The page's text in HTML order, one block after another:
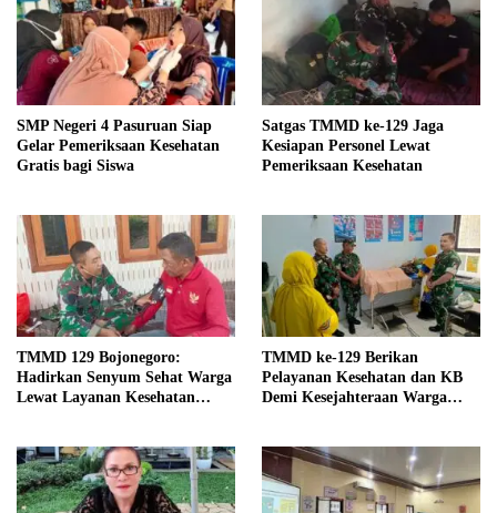
SMP Negeri 4 Pasuruan Siap
Gelar Pemeriksaan Kesehatan
Gratis bagi Siswa
Satgas TMMD ke-129 Jaga
Kesiapan Personel Lewat
Pemeriksaan Kesehatan
TMMD 129 Bojonegoro:
Hadirkan Senyum Sehat Warga
Lewat Layanan Kesehatan
TMMD ke-129 Berikan
Pelayanan Kesehatan dan KB
Demi Kesejahteraan Warga